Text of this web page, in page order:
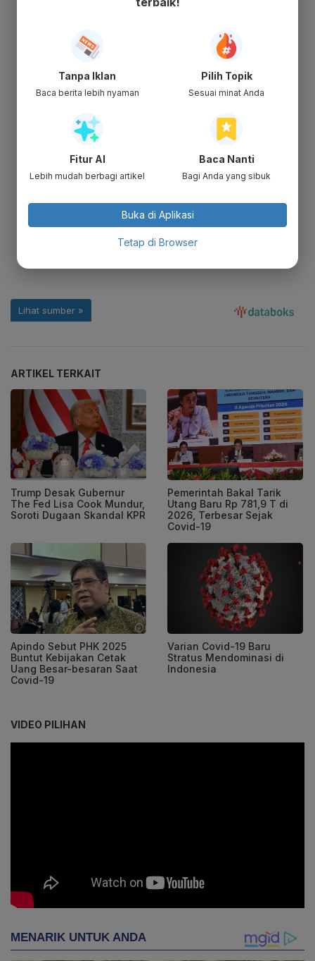
ARTIKEL TERKAIT
Trump Desak Gubernur
The Fed Lisa Cook Mundur,
Soroti Dugaan Skandal KPR
Pemerintah Bakal Tarik
Utang Baru Rp 781,9 T di
2026, Terbesar Sejak
Covid-19
Apindo Sebut PHK 2025
Buntut Kebijakan Cetak
Uang Besar-besaran Saat
Covid-19
Varian Covid-19 Baru
Stratus Mendominasi di
Indonesia
VIDEO PILIHAN
Tanpa Iklan
Baca berita lebih nyaman
Pilih Topik
Sesuai minat Anda
Fitur AI
Lebih mudah berbagi artikel
Baca Nanti
Bagi Anda yang sibuk
Buka di Aplikasi
Tetap di Browser